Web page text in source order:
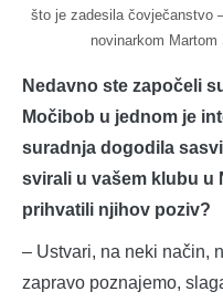
što je zadesila čovječanstvo
novinarkom
Nedavno ste započeli
Močibob u jednom je
suradnja dogodila
svirali u vašem klubu u
prihvatili njihov poziv?
– Ustvari, na neki način,
zapravo poznajemo,